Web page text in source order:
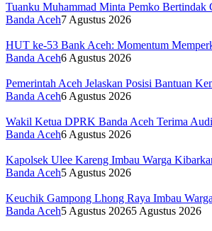
Tuanku Muhammad Minta Pemko Bertindak
Banda Aceh7 Agustus 2026
HUT ke-53 Bank Aceh: Momentum
Banda Aceh6 Agustus 2026
Pemerintah Aceh Jelaskan Posisi Bantuan
Banda Aceh6 Agustus 2026
Wakil Ketua DPRK Banda Aceh Terima
Banda Aceh6 Agustus 2026
Kapolsek Ulee Kareng Imbau Warga
Banda Aceh5 Agustus 2026
Keuchik Gampong Lhong Raya Imbau
Banda Aceh5 Agustus 20265 Agustus 2026